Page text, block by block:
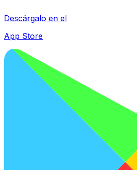
Descárgalo en el
App Store